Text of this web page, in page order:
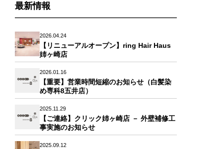
最新情報
2026.04.24
【リニューアルオープン】ring Hair Haus
姉ヶ崎店
2026.01.16
【重要】営業時間短縮のお知らせ（白髪染
め専科8五井店）
2025.11.29
【ご連絡】クリック姉ヶ崎店 － 外壁補修工
事実施のお知らせ
2025.09.12